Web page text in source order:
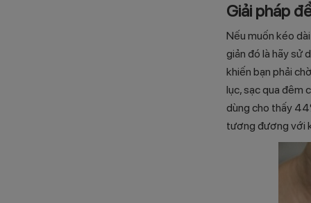
Giải pháp
Nếu muốn kéo
giản đó là hãy sử
khiến bạn phải
lục, sạc qua đêm
dùng cho thấy
tương đương với